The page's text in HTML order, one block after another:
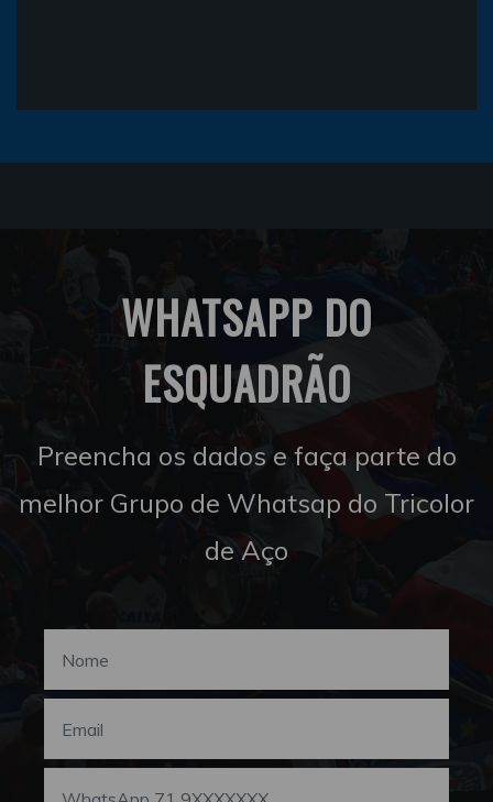
WHATSAPP DO
ESQUADRÃO
Preencha os dados e faça parte do
melhor Grupo de Whatsap do Tricolor
de Aço